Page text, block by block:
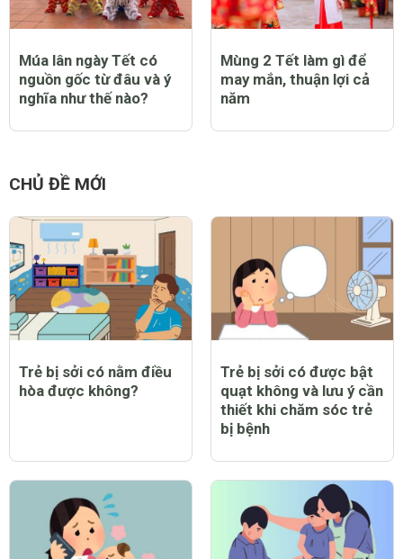
Múa lân ngày Tết có
nguồn gốc từ đâu và ý
nghĩa như thế nào?
Mùng 2 Tết làm gì để
may mắn, thuận lợi cả
năm
CHỦ ĐỀ MỚI
Trẻ bị sởi có nằm điều
hòa được không?
Trẻ bị sởi có được bật
quạt không và lưu ý cần
thiết khi chăm sóc trẻ
bị bệnh